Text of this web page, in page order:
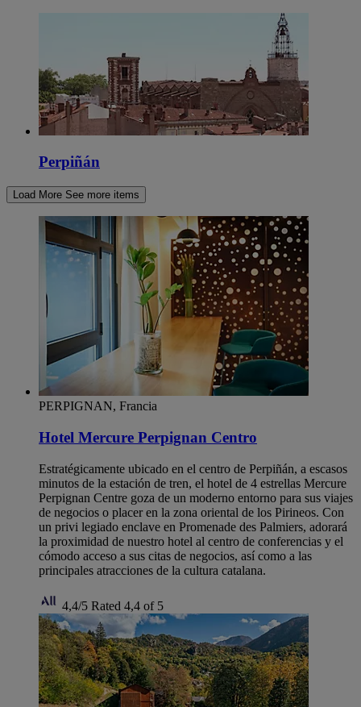
Perpiñán
Load More See more items
PERPIGNAN, Francia
Hotel Mercure Perpignan Centro
Estratégicamente ubicado en el centro de Perpiñán, a escasos
minutos de la estación de tren, el hotel de 4 estrellas Mercure
Perpignan Centre goza de un moderno entorno para sus viajes
de negocios o placer en la zona oriental de los Pirineos. Con
un privi legiado enclave en Promenade des Palmiers, adorará
la proximidad de nuestro hotel al centro de conferencias y el
cómodo acceso a sus citas de negocios, así como a las
principales atracciones de la cultura catalana.
4,4/5 Rated 4,4 of 5